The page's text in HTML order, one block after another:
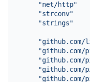
"net/http"
"strconv"
"strings"
"github.com/
"github.com/
"github.com/
"github.com/
"github.com/